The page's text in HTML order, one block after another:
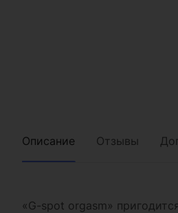
Описание Отзывы
«G-spot orgasm»